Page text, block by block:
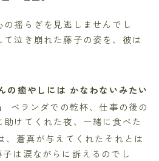
揺らぎを見逃しませんでし
泣き崩れた藤子の姿を、彼は
の癒やしには かなわないみたい
ベランダでの乾杯、仕事の後の
けてくれた夜、一緒に食べた
、蒼真が与えてくれたそれとは
は涙ながらに訴えるのでし